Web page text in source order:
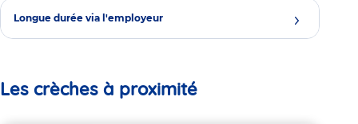
Longue durée via l'employeur
Les crèches à proximité